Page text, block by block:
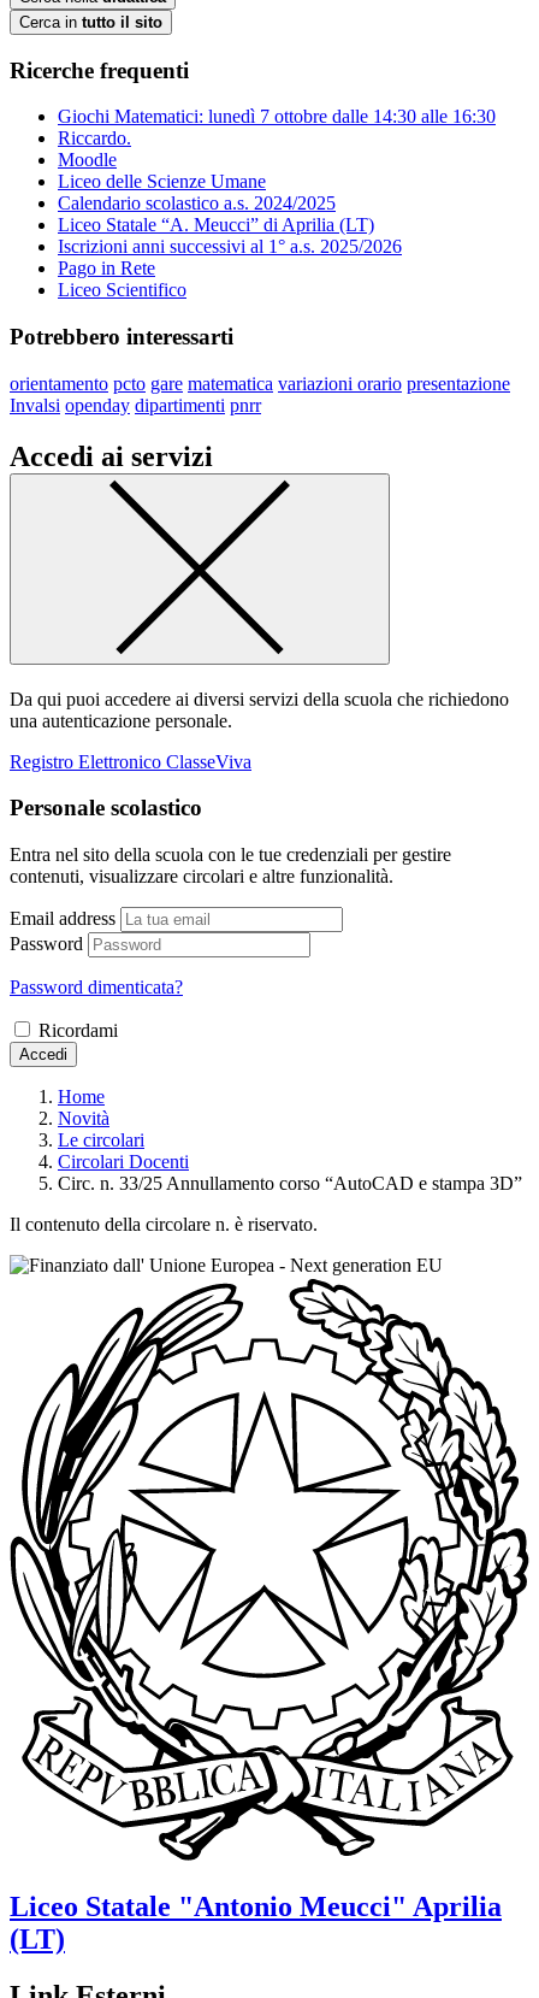
Cerca in tutto il sito
Ricerche frequenti
Giochi Matematici: lunedì 7 ottobre dalle 14:30 alle 16:30
Riccardo.
Moodle
Liceo delle Scienze Umane
Calendario scolastico a.s. 2024/2025
Liceo Statale “A. Meucci” di Aprilia (LT)
Iscrizioni anni successivi al 1° a.s. 2025/2026
Pago in Rete
Liceo Scientifico
Potrebbero interessarti
orientamento pcto gare matematica variazioni orario presentazione
Invalsi openday dipartimenti pnrr
Accedi ai servizi
Da qui puoi accedere ai diversi servizi della scuola che richiedono
una autenticazione personale.
Registro Elettronico ClasseViva
Personale scolastico
Entra nel sito della scuola con le tue credenziali per gestire
contenuti, visualizzare circolari e altre funzionalità.
Email address
Password
Password dimenticata?
Ricordami
Accedi
Home
Novità
Le circolari
Circolari Docenti
Circ. n. 33/25 Annullamento corso “AutoCAD e stampa 3D”
Il contenuto della circolare n. è riservato.
Liceo Statale "Antonio Meucci" Aprilia
(LT)